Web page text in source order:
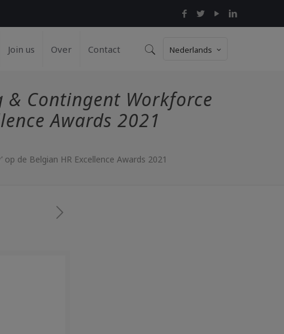
Join us Over Contact Nederlands
& Contingent Workforce
Awards 2021
de Belgian HR Excellence Awards 2021